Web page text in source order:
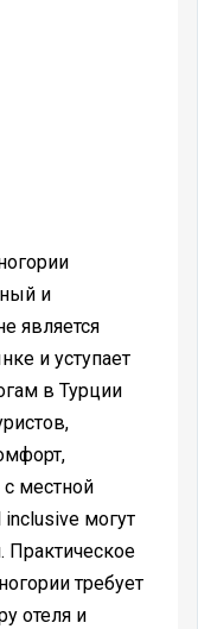
и
является
и уступает
в Турции
местной
inclusive могут
требует
отеля и